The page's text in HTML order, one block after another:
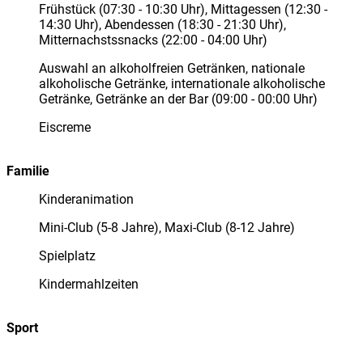
Frühstück (07:30 - 10:30 Uhr), Mittagessen (12:30 -
14:30 Uhr), Abendessen (18:30 - 21:30 Uhr),
Mitternachstssnacks (22:00 - 04:00 Uhr)
Auswahl an alkoholfreien Getränken, nationale
alkoholische Getränke, internationale alkoholische
Getränke, Getränke an der Bar (09:00 - 00:00 Uhr)
Eiscreme
Familie
Kinderanimation
Mini-Club (5-8 Jahre), Maxi-Club (8-12 Jahre)
Spielplatz
Kindermahlzeiten
Sport